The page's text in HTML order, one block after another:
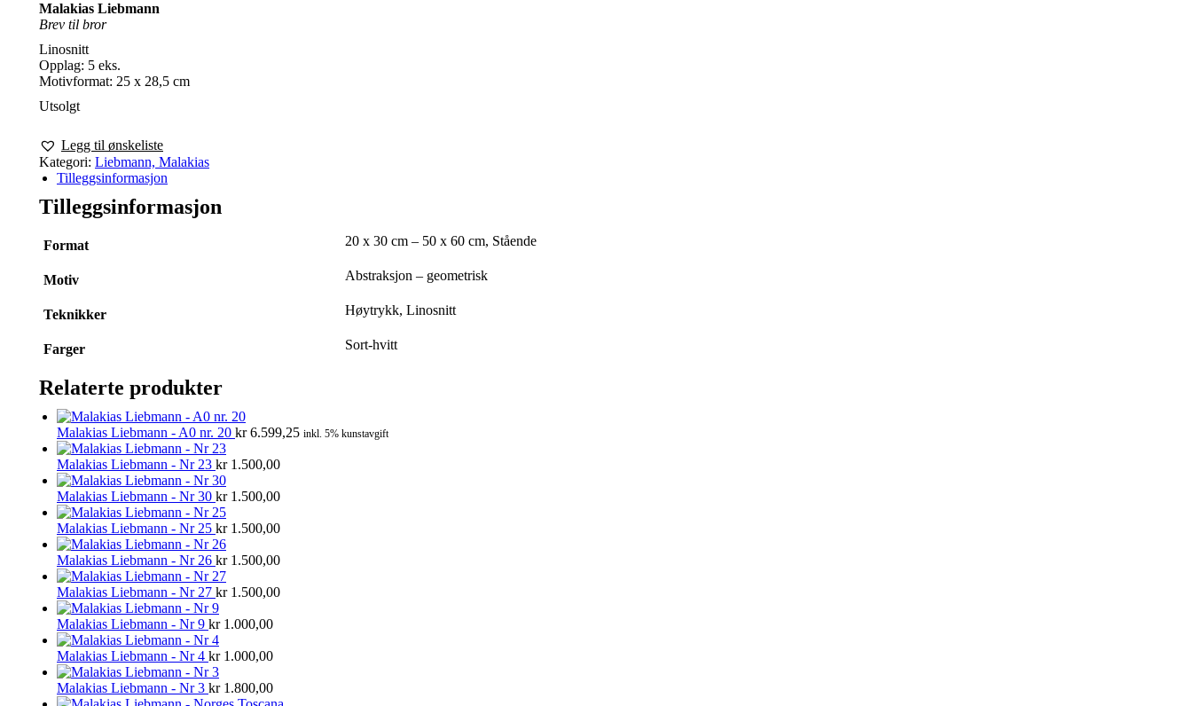
Malakias Liebmann
Brev til bror
Linosnitt
Opplag: 5 eks.
Motivformat: 25 x 28,5 cm
Utsolgt
Legg til ønskeliste
Kategori: Liebmann, Malakias
Tilleggsinformasjon
Tilleggsinformasjon
Format 20 x 30 cm – 50 x 60 cm, Stående
Motiv Abstraksjon – geometrisk
Teknikker Høytrykk, Linosnitt
Farger Sort-hvitt
Relaterte produkter
Malakias Liebmann - A0 nr. 20 kr6.599,25 inkl. 5% kunstavgift
Malakias Liebmann - Nr 23 kr1.500,00
Malakias Liebmann - Nr 30 kr1.500,00
Malakias Liebmann - Nr 25 kr1.500,00
Malakias Liebmann - Nr 26 kr1.500,00
Malakias Liebmann - Nr 27 kr1.500,00
Malakias Liebmann - Nr 9 kr1.000,00
Malakias Liebmann - Nr 4 kr1.000,00
Malakias Liebmann - Nr 3 kr1.800,00